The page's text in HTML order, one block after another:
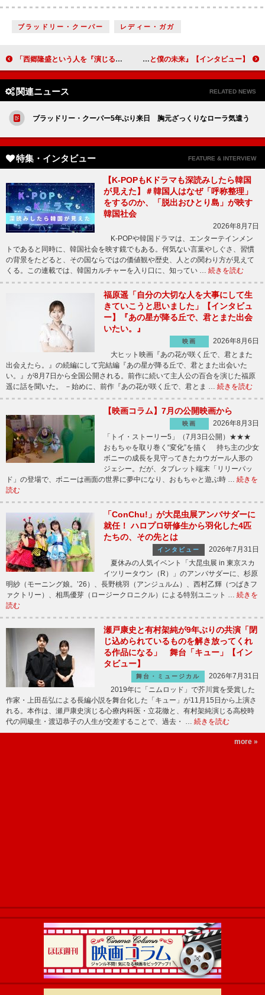
ブラッドリー・クーパー レディー・ガガ
「西郷隆盛という人を『演じるのではなく、生きたい』と思っていました」鈴木亮平（西郷隆盛）【「西郷どん」インタビュー】 【インタビュー】『ふたつの昨日と僕の未来』佐野岳 「お客さんにこの映画を大きくしてもらいたい」
関連ニュース RELATED NEWS
ブラッドリー・クーパー5年ぶり来日 胸元ざっくりなローラ気遣う
特集・インタビュー FEATURE & INTERVIEW
【K-POPもKドラマも深読みしたら韓国
が見えた】＃韓国人はなぜ「呼称整理」
をするのか、「脱出おひとり島」が映す
韓国社会
2026年8月7日
K-POPや韓国ドラマは、エンターテインメン
トであると同時に、韓国社会を映す鏡でもある。何気ない言葉やしぐさ、習慣
の背景をたどると、その国ならではの価値観や歴史、人との関わり方が見えて
くる。この連載では、韓国カルチャーを入り口に、知ってい … 続きを読む
福原遥「自分の大切な人を大事にして生
きていこうと思いました」【インタビュ
ー】『あの星が降る丘で、君とまた出会
いたい。』
映画
2026年8月6日
大ヒット映画『あの花が咲く丘で、君とまた
出会えたら。』の続編にして完結編『あの星が降る丘で、君とまた出会いた
い。』が8月7日から全国公開される。前作に続いて主人公の百合を演じた福原
遥に話を聞いた。 －始めに、前作『あの花が咲く丘で、君とま … 続きを読む
【映画コラム】7月の公開映画から
映画
2026年8月3日
「トイ・ストーリー5」（7月3日公開）★★★
おもちゃを取り巻く“変化”を描く 持ち主の少女
ボニーの成長を見守ってきたカウガール人形の
ジェシー。だが、タブレット端末「リリーパッ
ド」の登場で、ボニーは画面の世界に夢中になり、おもちゃと遊ぶ時 … 続きを
読む
「ConChu!」が大昆虫展アンバサダーに
就任！ ハロプロ研修生から羽化した4匹
たちの、その先とは
インタビュー
2026年7月31日
夏休みの人気イベント「大昆虫展 in 東京スカ
イツリータウン（R）」のアンバサダーに、杉原
明紗（モーニング娘。’26）、長野桃羽（アンジュルム）、西村乙輝（つばきフ
ァクトリー）、相馬優芽（ロージークロニクル）による特別ユニット … 続きを
読む
瀬戸康史と有村架純が9年ぶりの共演「閉
じ込められているものを解き放ってくれ
る作品になる」 舞台「キュー」【イン
タビュー】
舞台・ミュージカル
2026年7月31日
2019年に「ニムロッド」で芥川賞を受賞した
作家・上田岳弘による長編小説を舞台化した「キュー」が11月15日から上演さ
れる。本作は、瀬戸康史演じる心療内科医・立花徹と、有村架純演じる高校時
代の同級生・渡辺恭子の人生が交差することで、過去・ … 続きを読む
more »